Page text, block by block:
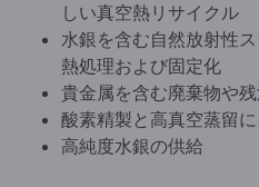
しい真空熱リサイクル
水銀を含む自然放射性
熱処理および固定化
貴金属を含む廃棄物や
酸素精製と高真空蒸留
高純度水銀の供給